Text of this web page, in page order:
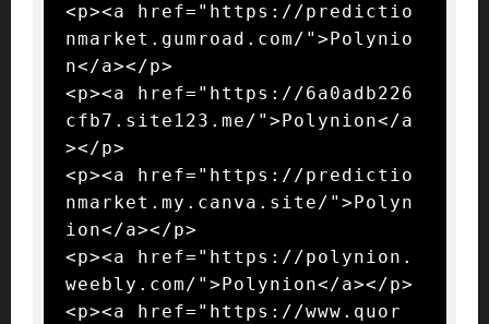
<p><a href="https://predictio
nmarket.gumroad.com/">Polynio
n</a></p>
<p><a href="https://6a0adb226
cfb7.site123.me/">Polynion</a
></p>
<p><a href="https://predictio
nmarket.my.canva.site/">Polyn
ion</a></p>
<p><a href="https://polynion.
weebly.com/">Polynion</a></p>
<p><a href="https://www.quor